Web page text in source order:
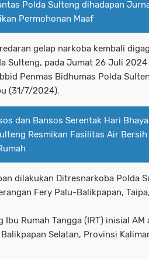
Polda Sulteng dihadapan
Permohonan Maaf
gelap narkoba kembali
Sulteng, pada Jumat 26 Juli
Penmas Bidhumas Polda
(31/7/2024).
dan Bansos Serentak Hari
Resmikan Fasilitas Air Bersih
dilakukan Ditresnarkoba Polda
Fery Palu-Balikpapan,
Ibu Rumah Tangga (IRT) inisial AM
Selatan, Provinsi